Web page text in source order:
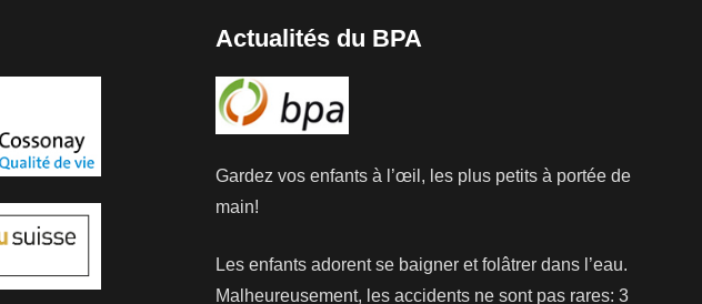
Actualités du BPA
Gardez vos enfants à l’œil, les plus petits à portée de
main!
Les enfants adorent se baigner et folâtrer dans l’eau.
Malheureusement, les accidents ne sont pas rares: 3